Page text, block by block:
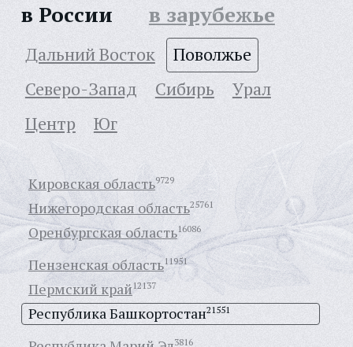
в России в зарубежье
Дальний Восток
Поволжье
Северо-Запад
Сибирь
Урал
Центр
Юг
Кировская область9729
Нижегородская область25761
Оренбургская область16086
Пензенская область11951
Пермский край 12137
Республика Башкортостан21551
3816